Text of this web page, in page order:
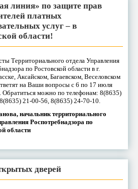
линия» по защите прав
платных
услуг – в
области!
Территориального отдела Управления
по Ростовской области в г.
Аксайском, Багаевском, Веселовском
на Ваши вопросы с 6 по 17 июля
Обратиться можно по телефонам: 8(8635)
21-00-56, 8(8635) 24-70-10.
начальник территориального
Роспотребнадзора по
области
дверей